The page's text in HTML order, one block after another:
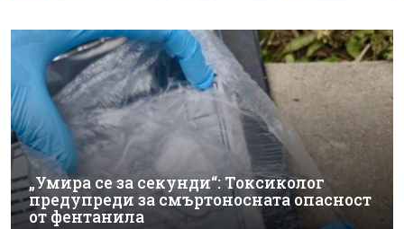
„Умира се за секунди“: Токсиколог
предупреди за смъртоносната опасност
от фентанила